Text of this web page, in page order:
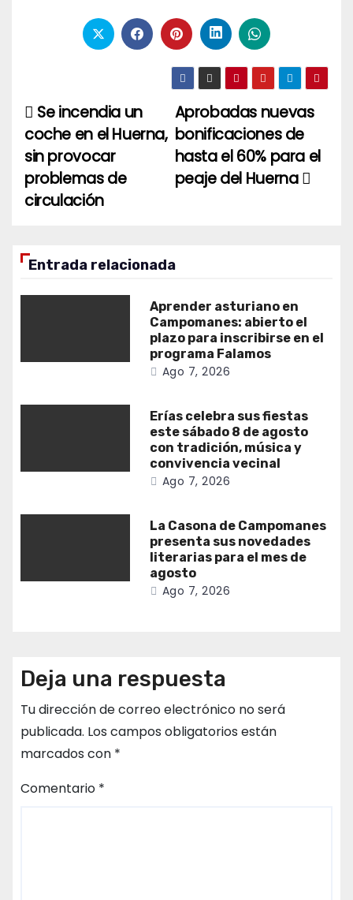
Navegación
de
entradas
Aprobadas nuevas
bonificaciones de
hasta el 60% para el
peaje del Huerna
Se incendia un
coche en el Huerna,
sin provocar
problemas de
circulación
Entrada relacionada
Aprender asturiano en
Campomanes: abierto el
plazo para inscribirse en el
programa Falamos
Ago 7, 2026
Erías celebra sus fiestas
este sábado 8 de agosto
con tradición, música y
convivencia vecinal
Ago 7, 2026
La Casona de Campomanes
presenta sus novedades
literarias para el mes de
agosto
Ago 7, 2026
Deja una respuesta
Tu dirección de correo electrónico no será
publicada. Los campos obligatorios están
marcados con *
Comentario *